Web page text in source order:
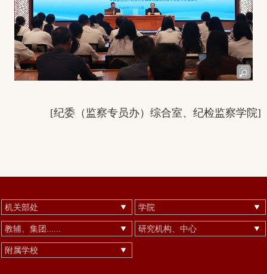
[纪委（监察专员办）综合室、纪检监察学院]
机关部处 学院
教辅、集团...... 研究机构、中心
附属学校